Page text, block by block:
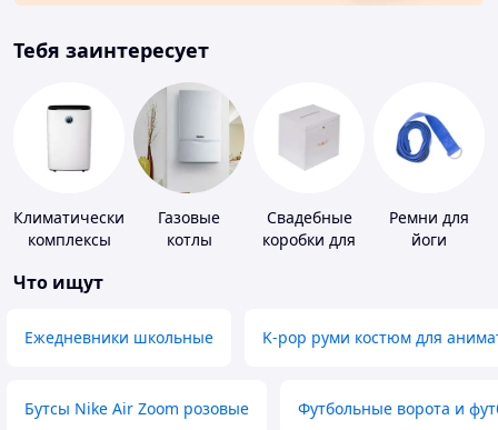
Тебя заинтересует
Климатические
комплексы
Газовые
котлы
Свадебные
коробки для
Ремни для
йоги
Что ищут
Ежедневники школьные K-pop руми костюм для
Бутсы Nike Air Zoom розовые Футбольные ворота и